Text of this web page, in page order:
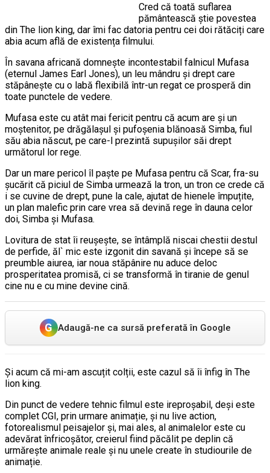
Cred că toată suflarea
pământească știe povestea
din The lion king, dar îmi fac datoria pentru cei doi rătăciți care
abia acum află de existența filmului.
În savana africană domnește incontestabil falnicul Mufasa
(eternul James Earl Jones), un leu mândru și drept care
stăpânește cu o labă flexibilă într-un regat ce prosperă din
toate punctele de vedere.
Mufasa este cu atât mai fericit pentru că acum are și un
moștenitor, pe drăgălașul și pufoșenia blănoasă Simba, fiul
său abia născut, pe care-l prezintă supușilor săi drept
următorul lor rege.
Dar un mare pericol îl paște pe Mufasa pentru că Scar, fra-su
șucărit că piciul de Simba urmează la tron, un tron ce crede că
i se cuvine de drept, pune la cale, ajutat de hienele împuțite,
un plan malefic prin care vrea să devină rege în dauna celor
doi, Simba și Mufasa.
Lovitura de stat îi reușește, se întâmplă niscai chestii destul
de perfide, ăl` mic este izgonit din savană și începe să se
preumble aiurea, iar noua stăpânire nu aduce deloc
prosperitatea promisă, ci se transformă în tiranie de genul
cine nu e cu mine devine cină.
G Adaugă-ne ca sursă preferată în Google
Și acum că mi-am ascuțit colții, este cazul să îi înfig în The
lion king.
Din punct de vedere tehnic filmul este ireproșabil, deși este
complet CGI, prin urmare animație, și nu live action,
fotorealismul peisajelor și, mai ales, al animalelor este cu
adevărat înfricoșător, creierul fiind păcălit pe deplin că
urmărește animale reale și nu unele create în studiourile de
animație.